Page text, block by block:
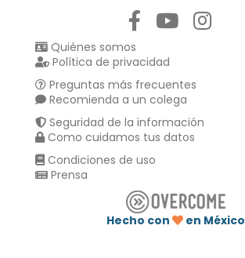
Quiénes somos
Política de privacidad
Preguntas más frecuentes
Recomienda a un colega
Seguridad de la información
Como cuidamos tus datos
Condiciones de uso
Prensa
Hecho con
en México